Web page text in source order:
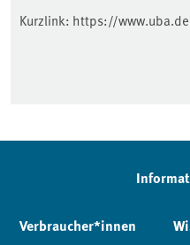
Kurzlink: https://
Verbraucher*innen